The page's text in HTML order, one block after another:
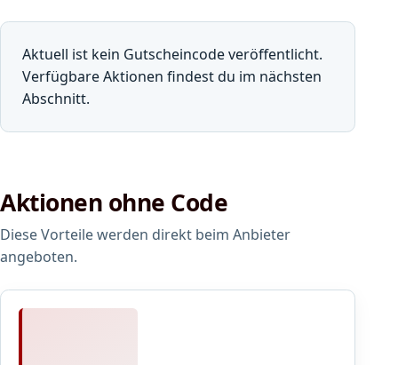
Aktuell ist kein Gutscheincode veröffentlicht.
Verfügbare Aktionen findest du im nächsten
Abschnitt.
Aktionen ohne Code
Diese Vorteile werden direkt beim Anbieter
angeboten.